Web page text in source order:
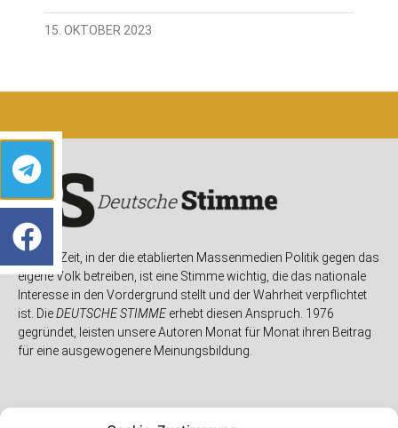
15. OKTOBER 2023
In einer Zeit, in der die etablierten Massenmedien Politik gegen das
eigene Volk betreiben, ist eine Stimme wichtig, die das nationale
Interesse in den Vordergrund stellt und der Wahrheit verpflichtet
ist. DieDEUTSCHE STIMMEerhebt diesen Anspruch. 1976
gegründet, leisten unsere Autoren Monat für Monat ihren Beitrag
für eine ausgewogenere Meinungsbildung.